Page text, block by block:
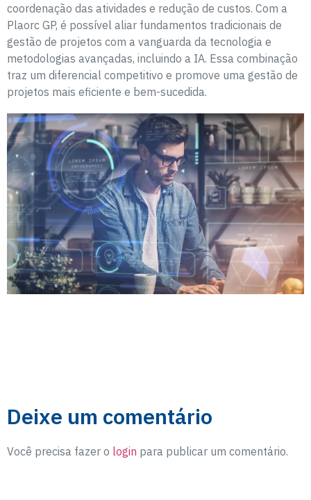
coordenação das atividades e redução de custos. Com a
Plaorc GP, é possível aliar fundamentos tradicionais de
gestão de projetos com a vanguarda da tecnologia e
metodologias avançadas, incluindo a IA. Essa combinação
traz um diferencial competitivo e promove uma gestão de
projetos mais eficiente e bem-sucedida.
Deixe um comentário
Você precisa fazer o login para publicar um comentário.